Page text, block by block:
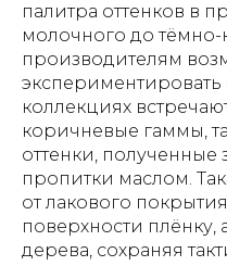
палитра оттенков в
молочного до тёмно-
производителям
экспериментировать
коллекциях
коричневые гаммы,
оттенки, полученные
пропитки маслом.
от лакового
поверхности плёнку,
дерева, сохраняя